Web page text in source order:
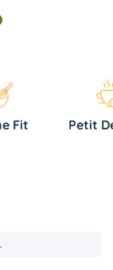
Fit Petit